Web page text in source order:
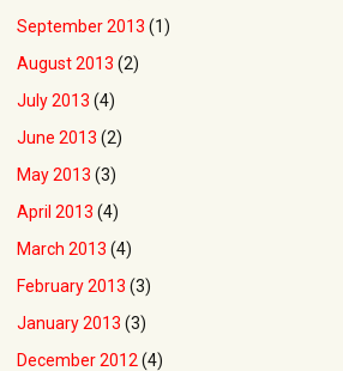
September 2013 (1)
August 2013 (2)
July 2013 (4)
June 2013 (2)
May 2013 (3)
April 2013 (4)
March 2013 (4)
February 2013 (3)
January 2013 (3)
December 2012 (4)